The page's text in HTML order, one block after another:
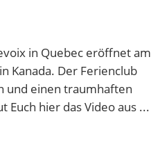
in Quebec eröffnet am
Kanada. Der Ferienclub
und einen traumhaften
Euch hier das Video aus